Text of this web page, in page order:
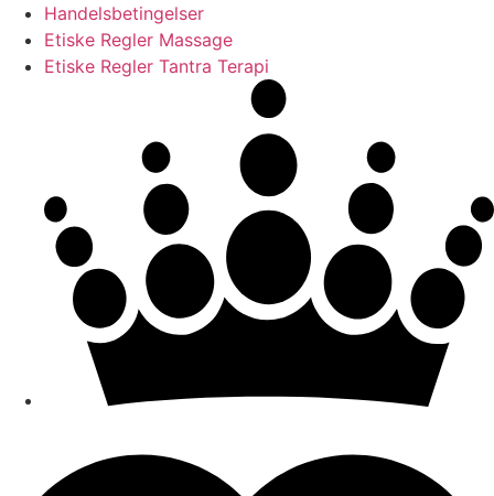
Handelsbetingelser
Etiske Regler Massage
Etiske Regler Tantra Terapi